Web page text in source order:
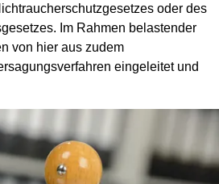
oder des
Im Rahmen belastender
von hier aus zudem
eingeleitet und